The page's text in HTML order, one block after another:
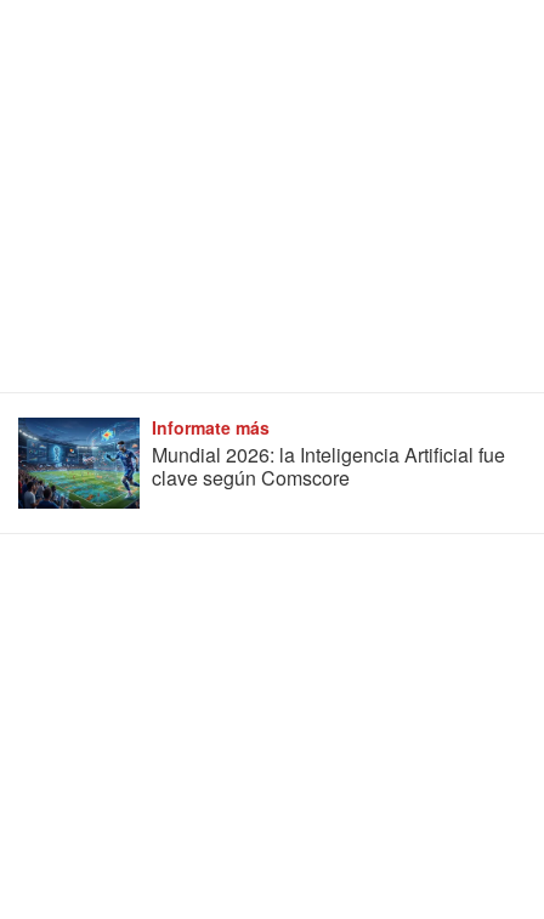
Informate más
Mundial 2026: la Inteligencia Artificial fue
clave según Comscore